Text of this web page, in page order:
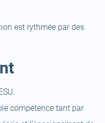
est rythmée par des
compétence tant par